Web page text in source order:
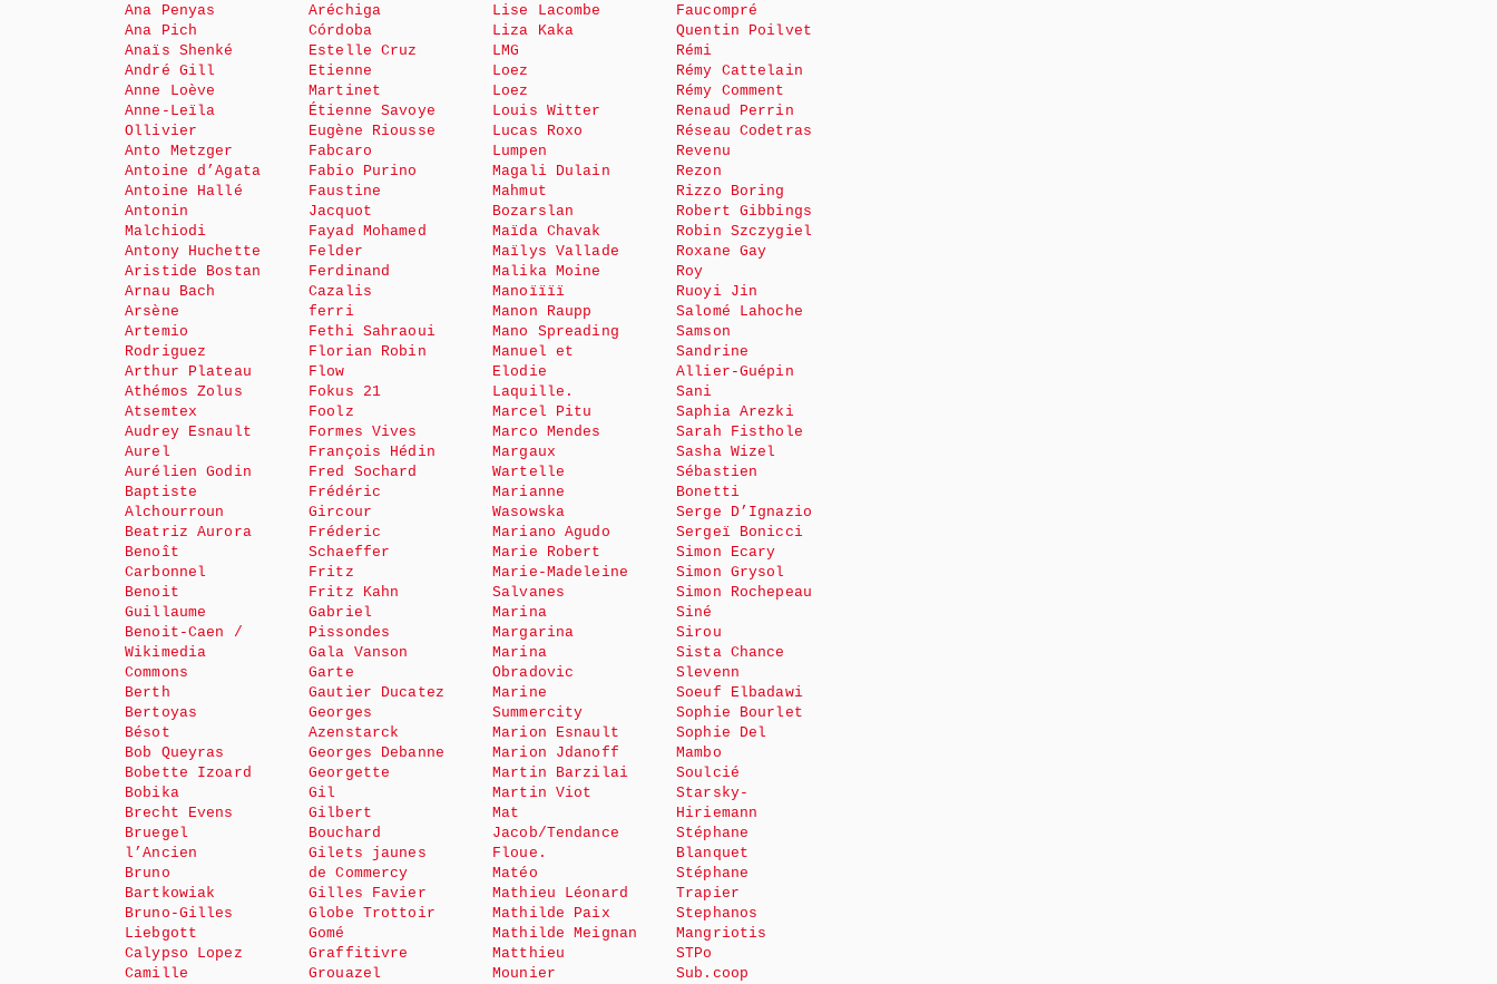
Ana Penyas
Ana Pich
Anaïs Shenké
André Gill
Anne Loève
Anne-Leïla
Ollivier
Anto Metzger
Antoine d’Agata
Antoine Hallé
Antonin
Malchiodi
Antony Huchette
Aristide Bostan
Arnau Bach
Arsène
Artemio
Rodriguez
Arthur Plateau
Athémos Zolus
Atsemtex
Audrey Esnault
Aurel
Aurélien Godin
Baptiste
Alchourroun
Beatriz Aurora
Benoît
Carbonnel
Benoit
Guillaume
Benoit-Caen /
Wikimedia
Commons
Berth
Bertoyas
Bésot
Bob Queyras
Bobette Izoard
Bobika
Brecht Evens
Bruegel
l’Ancien
Bruno
Bartkowiak
Bruno-Gilles
Liebgott
Calypso Lopez
Camille
Aréchiga
Córdoba
Estelle Cruz
Etienne
Martinet
Étienne Savoye
Eugène Riousse
Fabcaro
Fabio Purino
Faustine
Jacquot
Fayad Mohamed
Felder
Ferdinand
Cazalis
ferri
Fethi Sahraoui
Florian Robin
Flow
Fokus 21
Foolz
Formes Vives
François Hédin
Fred Sochard
Frédéric
Gircour
Fréderic
Schaeffer
Fritz
Fritz Kahn
Gabriel
Pissondes
Gala Vanson
Garte
Gautier Ducatez
Georges
Azenstarck
Georges Debanne
Georgette
Gil
Gilbert
Bouchard
Gilets jaunes
de Commercy
Gilles Favier
Globe Trottoir
Gomé
Graffitivre
Grouazel
Lise Lacombe
Liza Kaka
LMG
Loez
Loez
Louis Witter
Lucas Roxo
Lumpen
Magali Dulain
Mahmut
Bozarslan
Maïda Chavak
Maïlys Vallade
Malika Moine
Manoïïïï
Manon Raupp
Mano Spreading
Manuel et
Elodie
Laquille.
Marcel Pitu
Marco Mendes
Margaux
Wartelle
Marianne
Wasowska
Mariano Agudo
Marie Robert
Marie-Madeleine
Salvanes
Marina
Margarina
Marina
Obradovic
Marine
Summercity
Marion Esnault
Marion Jdanoff
Martin Barzilai
Martin Viot
Mat
Jacob/Tendance
Floue.
Matéo
Mathieu Léonard
Mathilde Paix
Mathilde Meignan
Matthieu
Mounier
Faucompré
Quentin Poilvet
Rémi
Rémy Cattelain
Rémy Comment
Renaud Perrin
Réseau Codetras
Revenu
Rezon
Rizzo Boring
Robert Gibbings
Robin Szczygiel
Roxane Gay
Roy
Ruoyi Jin
Salomé Lahoche
Samson
Sandrine
Allier-Guépin
Sani
Saphia Arezki
Sarah Fisthole
Sasha Wizel
Sébastien
Bonetti
Serge D’Ignazio
Sergeï Bonicci
Simon Ecary
Simon Grysol
Simon Rochepeau
Siné
Sirou
Sista Chance
Slevenn
Soeuf Elbadawi
Sophie Bourlet
Sophie Del
Mambo
Soulcié
Starsky-
Hiriemann
Stéphane
Blanquet
Stéphane
Trapier
Stephanos
Mangriotis
STPo
Sub.coop